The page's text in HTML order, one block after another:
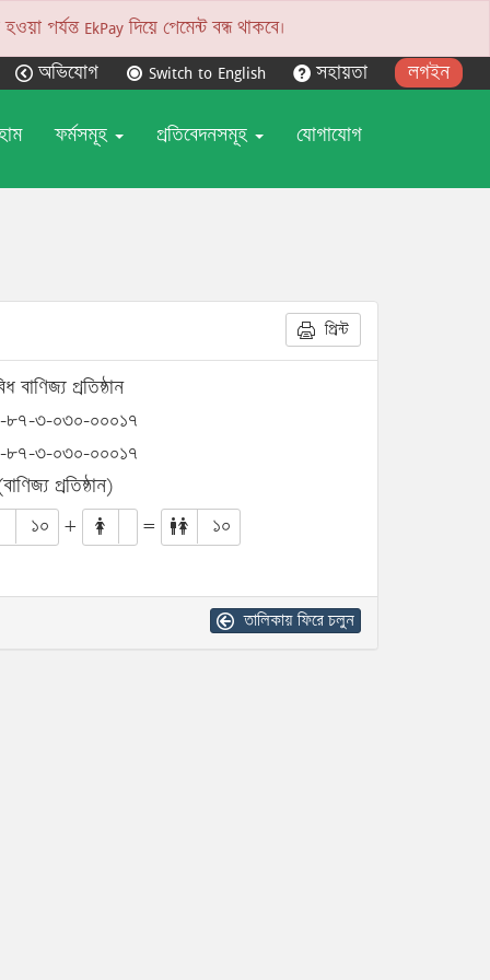
পর্যন্ত EkPay দিয়ে পেমেন্ট বন্ধ থাকবে।
অভিযোগ
Switch to English সহায়তা লগইন
ফর্মসমূহ প্রতিবেদনসমূহ যোগাযোগ
প্রিন্ট
বাণিজ্য প্রতিষ্ঠান
৮৭-৩-০৩০-০০০১৭
৮৭-৩-০৩০-০০০১৭
প্রতিষ্ঠান)
১০
+ = ১০
তালিকায় ফিরে চলুন